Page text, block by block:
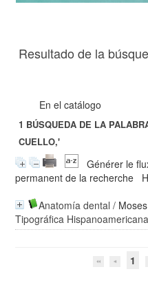
Resultado de la
En el catálogo
1 BÚSQUEDA DE LA
CUELLO,'
Générer le
permanent de la recherche
Anatomía dental /
Tipográfica
1